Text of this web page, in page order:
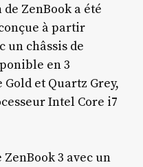
ZenBook a été
à partir
un châssis de
en 3
Gold et Quartz Grey,
Intel Core i7
3 avec un